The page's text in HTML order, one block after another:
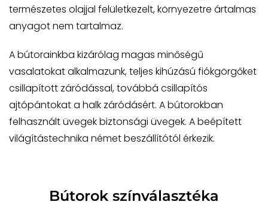
természetes olajjal felületkezelt, környezetre ártalmas
anyagot nem tartalmaz.
A bútorainkba kizárólag magas minőségű
vasalatokat alkalmazunk, teljes kihúzású fiókgörgőket
csillapított záródással, továbbá csillapítós
ajtópántokat a halk záródásért. A bútorokban
felhasznált üvegek biztonsági üvegek. A beépített
világítástechnika német beszállítótól érkezik.
Bútorok színválasztéka